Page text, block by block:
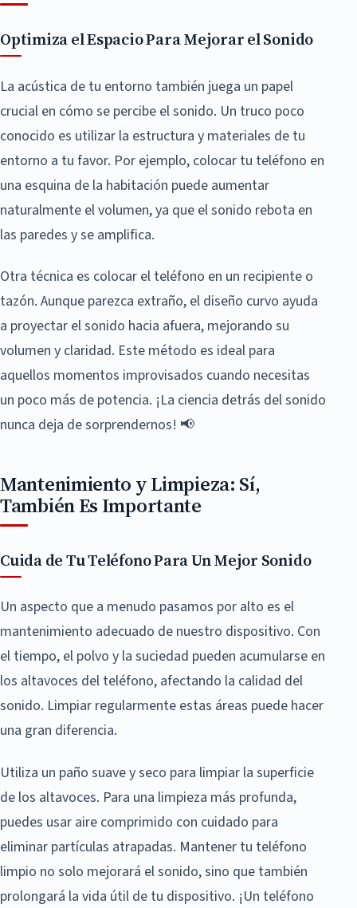
Optimiza el Espacio Para Mejorar el Sonido
La acústica de tu entorno también juega un papel
crucial en cómo se percibe el sonido. Un truco poco
conocido es utilizar la estructura y materiales de tu
entorno a tu favor. Por ejemplo, colocar tu teléfono en
una esquina de la habitación puede aumentar
naturalmente el volumen, ya que el sonido rebota en
las paredes y se amplifica.
Otra técnica es colocar el teléfono en un recipiente o
tazón. Aunque parezca extraño, el diseño curvo ayuda
a proyectar el sonido hacia afuera, mejorando su
volumen y claridad. Este método es ideal para
aquellos momentos improvisados cuando necesitas
un poco más de potencia. ¡La ciencia detrás del sonido
nunca deja de sorprendernos! 📢
Mantenimiento y Limpieza: Sí,
También Es Importante
Cuida de Tu Teléfono Para Un Mejor Sonido
Un aspecto que a menudo pasamos por alto es el
mantenimiento adecuado de nuestro dispositivo. Con
el tiempo, el polvo y la suciedad pueden acumularse en
los altavoces del teléfono, afectando la calidad del
sonido. Limpiar regularmente estas áreas puede hacer
una gran diferencia.
Utiliza un paño suave y seco para limpiar la superficie
de los altavoces. Para una limpieza más profunda,
puedes usar aire comprimido con cuidado para
eliminar partículas atrapadas. Mantener tu teléfono
limpio no solo mejorará el sonido, sino que también
prolongará la vida útil de tu dispositivo. ¡Un teléfono